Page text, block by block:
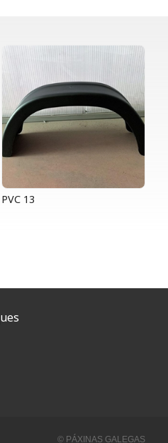
PVC 13
© PÁXINAS GALEGAS